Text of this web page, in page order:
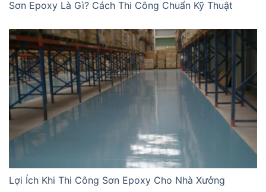
Sơn Epoxy Là Gì? Cách Thi Công Chuẩn Kỹ Thuật
Lợi Ích Khi Thi Công Sơn Epoxy Cho Nhà Xưởng